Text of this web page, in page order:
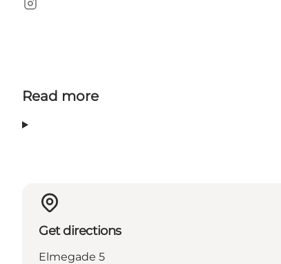
Instagram
Read more
Get directions
Elmegade 5